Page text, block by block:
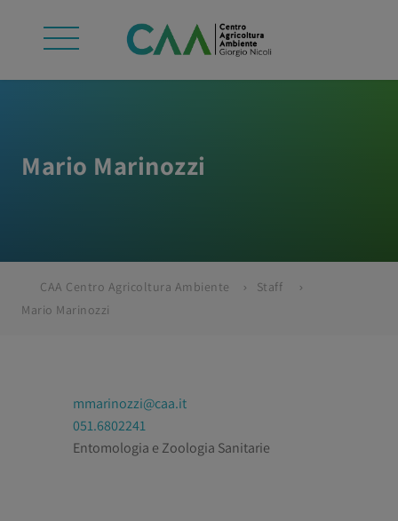
Mario Marinozzi
CAA Centro Agricoltura Ambiente
Staff
Mario Marinozzi
mmarinozzi@caa.it
051.6802241
Entomologia e Zoologia Sanitarie